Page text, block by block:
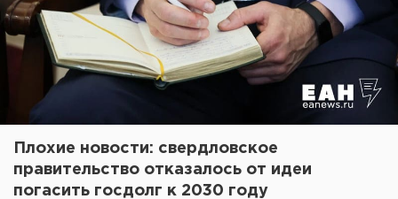
Плохие новости: свердловское
правительство отказалось от идеи
погасить госдолг к 2030 году